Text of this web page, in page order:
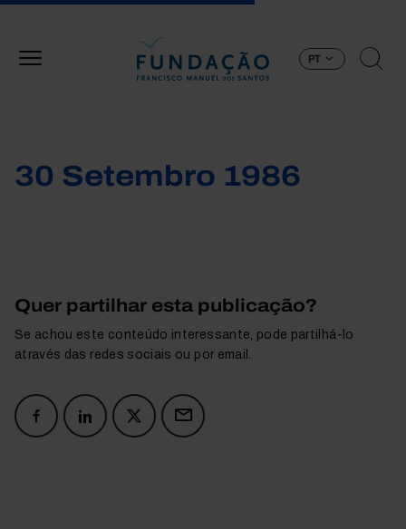
PT
30 Setembro 1986
Quer partilhar esta publicação?
Se achou este conteúdo interessante, pode partilhá-lo
através das redes sociais ou por email.